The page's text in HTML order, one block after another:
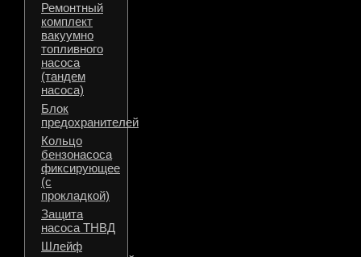
Ремонтный
комплект
вакуумно
топливного
насоса
(тандем
насоса)
Блок
предохранителей
Кольцо
бензонасоса
фиксирующее
(с
прокладкой)
Защита
насоса ТНВД
Шлейф